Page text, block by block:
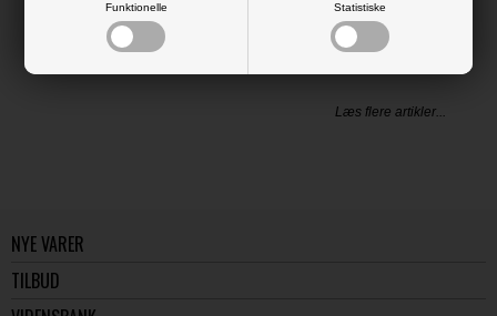
Funktionelle Statistiske
LÆS OG BLIV INSPIRERET
Læs flere artikler...
NYE VARER
TILBUD